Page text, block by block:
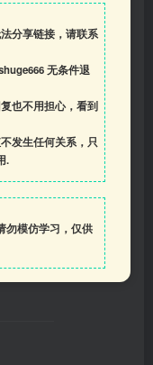
分享链接，请联系
无条件退
也不用担心，看到
发生任何关系，只
.
勿模仿学习，仅供